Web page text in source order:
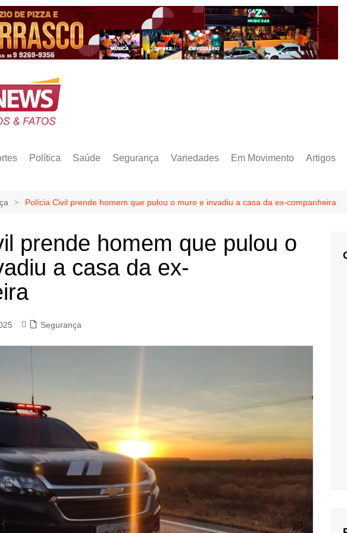
Política Saúde Segurança Variedades Em Movimento Artigos
Polícia Civil prende homem que pulou o muro e invadiu a casa da ex-companheira
prende homem que pulou o
a casa da ex-
Segurança